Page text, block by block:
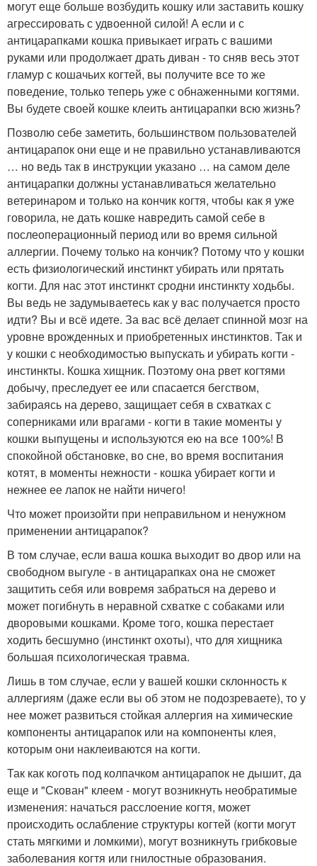
могут еще больше возбудить кошку или заставить кошку
агрессировать с удвоенной силой! А если и с
антицарапками кошка привыкает играть с вашими
руками или продолжает драть диван - то сняв весь этот
гламур с кошачьих когтей, вы получите все то же
поведение, только теперь уже с обнаженными когтями.
Вы будете своей кошке клеить антицарапки всю жизнь?
Позволю себе заметить, большинством пользователей
антицарапок они еще и не правильно устанавливаются
… но ведь так в инструкции указано … на самом деле
антицарапки должны устанавливаться желательно
ветеринаром и только на кончик когтя, чтобы как я уже
говорила, не дать кошке навредить самой себе в
послеоперационный период или во время сильной
аллергии. Почему только на кончик? Потому что у кошки
есть физиологический инстинкт убирать или прятать
когти. Для нас этот инстинкт сродни инстинкту ходьбы.
Вы ведь не задумываетесь как у вас получается просто
идти? Вы и всё идете. За вас всё делает спинной мозг на
уровне врожденных и приобретенных инстинктов. Так и
у кошки с необходимостью выпускать и убирать когти -
инстинкты. Кошка хищник. Поэтому она рвет когтями
добычу, преследует ее или спасается бегством,
забираясь на дерево, защищает себя в схватках с
соперниками или врагами - когти в такие моменты у
кошки выпущены и используются ею на все 100%! В
спокойной обстановке, во сне, во время воспитания
котят, в моменты нежности - кошка убирает когти и
нежнее ее лапок не найти ничего!
Что может произойти при неправильном и ненужном
применении антицарапок?
В том случае, если ваша кошка выходит во двор или на
свободном выгуле - в антицарапках она не сможет
защитить себя или вовремя забраться на дерево и
может погибнуть в неравной схватке с собаками или
дворовыми кошками. Кроме того, кошка перестает
ходить бесшумно (инстинкт охоты), что для хищника
большая психологическая травма.
Лишь в том случае, если у вашей кошки склонность к
аллергиям (даже если вы об этом не подозреваете), то у
нее может развиться стойкая аллергия на химические
компоненты антицарапок или на компоненты клея,
которым они наклеиваются на когти.
Так как коготь под колпачком антицарапок не дышит, да
еще и "Скован" клеем - могут возникнуть необратимые
изменения: начаться расслоение когтя, может
происходить ослабление структуры когтей (когти могут
стать мягкими и ломкими), могут возникнуть грибковые
заболевания когтя или гнилостные образования.